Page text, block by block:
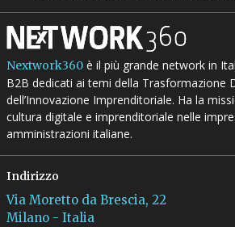
Nextwork360è il più grande network in
B2B dedicati ai temi della Trasformazione
dell’Innovazione Imprenditoriale. Ha la
cultura digitale e imprenditoriale nelle
amministrazioni italiane.
Indirizzo
Via Moretto da Brescia, 22
Milano - Italia